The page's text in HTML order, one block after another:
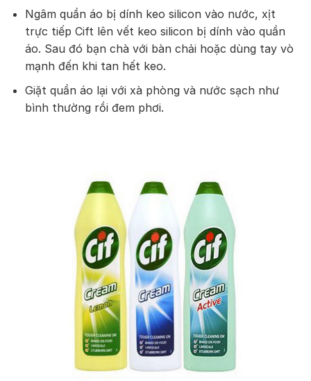
Ngâm quần áo bị dính keo silicon vào nước, xịt
trực tiếp Cift lên vết keo silicon bị dính vào quần
áo. Sau đó bạn chà với bàn chải hoặc dùng tay vò
mạnh đến khi tan hết keo.
Giặt quần áo lại với xà phòng và nước sạch như
bình thường rồi đem phơi.